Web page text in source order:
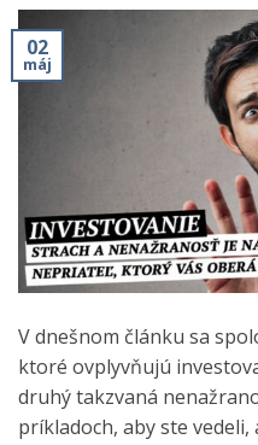
02
máj
V dnešnom článku sa
ktoré ovplyvňujú
druhý takzvaná
príkladoch, aby ste vedeli,